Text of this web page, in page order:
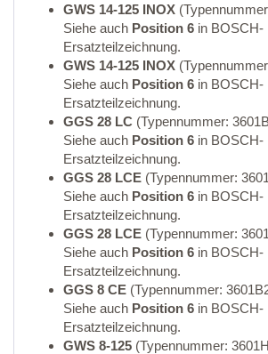
GWS 14-125 INOX
Siehe auch Position 6 in BOSCH-
Ersatzteilzeichnung.
GWS 14-125 INOX
Siehe auch Position 6 in BOSCH-
Ersatzteilzeichnung.
GGS 28 LC (Typennummer:
Siehe auch Position 6 in BOSCH-
Ersatzteilzeichnung.
GGS 28 LCE (Typennummer:
Siehe auch Position 6 in BOSCH-
Ersatzteilzeichnung.
GGS 28 LCE (Typennummer:
Siehe auch Position 6 in BOSCH-
Ersatzteilzeichnung.
GGS 8 CE (Typennummer:
Siehe auch Position 6 in BOSCH-
Ersatzteilzeichnung.
GWS 8-125 (Typennummer: